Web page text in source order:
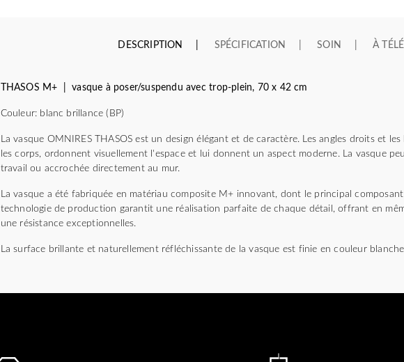
DESCRIPTION SPÉCIFICATION SOIN À
THASOS M+ | vasque à poser/suspendu avec trop-plein, 70 x 42 cm
Couleur: blanc brillance (BP)
La vasque OMNIRES THASOS est un design élégant et de caractère. Les angles droits et
les corps, ordonnent visuellement l'espace et lui donnent un aspect moderne. La vasque
travail ou accrochée directement au mur.
La vasque a été fabriquée en matériau composite M+ innovant, dont le principal
technologie de production garantit une réalisation parfaite de chaque détail, offrant en
une résistance exceptionnelles.
La surface brillante et naturellement réfléchissante de la vasque est finie en couleur